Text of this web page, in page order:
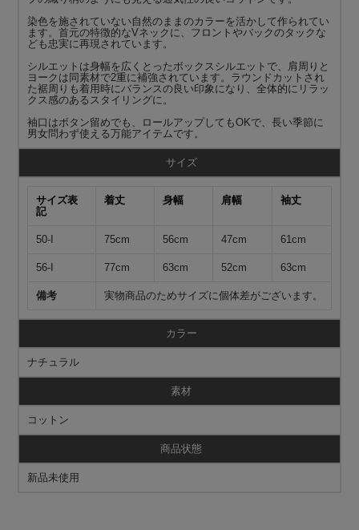
染色を施されていない自然のままのカラーを活かして作られてい
ます。首元の特徴的なVネックに、フロントやバックのタックな
ども忠実に再現されています。
シルエットは身幅を広くとったボックスシルエットで、肩周りと
ヨークは同素材で2重に補強されています。ラウンドカットされ
た裾周りも着用時にバランスの良い印象になり、全体的にリラッ
クス感のあるスタイリングに。
袖口はボタン留めでも、ロールアップしてもOKで、長い季節に
男女問わず使える万能アイテムです。
サイズ
サイズ表
記
着丈 身幅 肩幅 袖丈
50-I 75cm 56cm 47cm 61cm
56-I 77cm 63cm 52cm 63cm
備考 実物商品のためサイズに個体差がございます。
カラー
ナチュラル
素材
コットン
商品状態
新品未使用